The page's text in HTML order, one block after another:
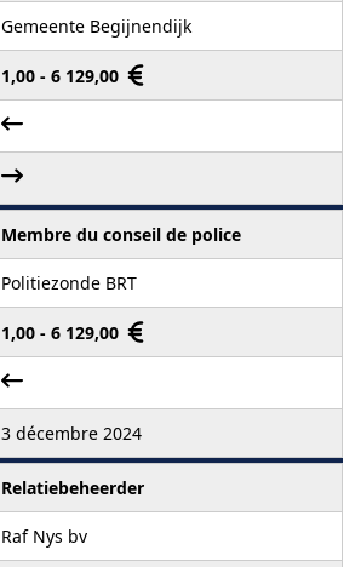
Gemeente Begijnendijk
1,00 - 6 129,00
Membre du conseil de police
Politiezonde BRT
1,00 - 6 129,00
3 décembre 2024
Relatiebeheerder
Raf Nys bv